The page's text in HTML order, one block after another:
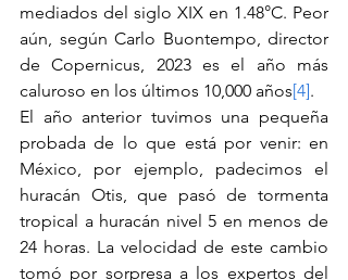
mediados del siglo XIX en 1.48°C. Peor
aún, según Carlo Buontempo, director
de Copernicus, 2023 es el año más
caluroso en los últimos 10,000 años[4].
El año anterior tuvimos una pequeña
probada de lo que está por venir: en
México, por ejemplo, padecimos el
huracán Otis, que pasó de tormenta
tropical a huracán nivel 5 en menos de
24 horas. La velocidad de este cambio
tomó por sorpresa a los expertos del